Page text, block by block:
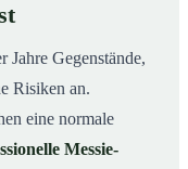
Jahre Gegenstände,
Risiken an.
eine normale
Messie-